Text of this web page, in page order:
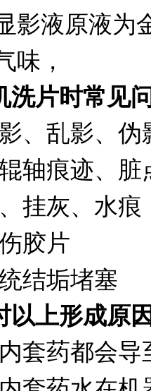
影液原液为
味，
洗片时常见
、乱影、伪
轴痕迹、脏
挂灰、水痕
胶片
结垢堵塞
以上形成原
套药都会